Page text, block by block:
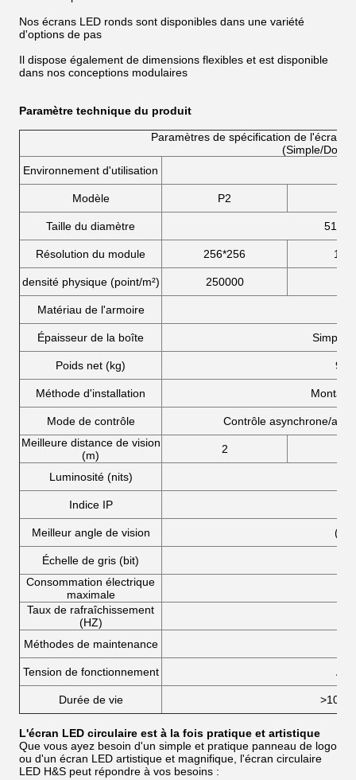
Nos écrans LED ronds sont disponibles dans une variété
d'options de pas
Il dispose également de dimensions flexibles et est disponible
dans nos conceptions modulaires
Paramètre technique du produit
Paramètres de spécification de l'écran
(Simple/
Environnement d'utilisation
Modèle P2
Taille du diamètre
Résolution du module 256*256
densité physique (point/m²) 250000
Matériau de l'armoire
Épaisseur de la boîte Simple
Poids net (kg) 9.8
Méthode d'installation
Mode de contrôle
Contrôle asynchrone/
Meilleure distance de vision
(m)
2
Luminosité (nits)
Indice IP
Meilleur angle de vision
Échelle de gris (bit)
Consommation électrique
maximale
Taux de rafraîchissement
(HZ)
Méthodes de maintenance
Tension de fonctionnement
Durée de vie >100
L'écran LED circulaire est à la fois pratique et artistique
Que vous ayez besoin d'un simple et pratique panneau de logo
ou d'un écran LED artistique et magnifique, l'écran circulaire
LED H&S peut répondre à vos besoins :